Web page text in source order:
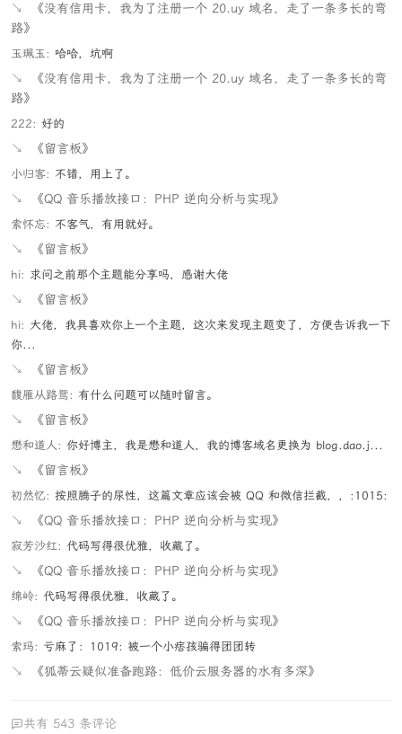
↘
《没有信用卡，我为了注册一个 20.uy 域名，走了一条多长的弯
路》
玉珮玉: 哈哈，坑啊
↘
《没有信用卡，我为了注册一个 20.uy 域名，走了一条多长的弯
路》
222: 好的
↘ 《留言板》
小归客: 不错，用上了。
↘ 《QQ 音乐播放接口：PHP 逆向分析与实现》
索怀忘: 不客气，有用就好。
↘ 《留言板》
hi: 求问之前那个主题能分享吗，感谢大佬
↘ 《留言板》
hi: 大佬，我具喜欢你上一个主题，这次来发现主题变了，方便告诉我一下
你...
↘ 《留言板》
馥雁从路鸳: 有什么问题可以随时留言。
↘ 《留言板》
懋和道人: 你好博主，我是懋和道人，我的博客域名更换为 blog.dao.j...
↘ 《留言板》
初然忆: 按照腾子的尿性，这篇文章应该会被 QQ 和微信拦截，，:1015:
↘ 《QQ 音乐播放接口：PHP 逆向分析与实现》
寂芳沙红: 代码写得很优雅，收藏了。
↘ 《QQ 音乐播放接口：PHP 逆向分析与实现》
绵岭: 代码写得很优雅，收藏了。
↘ 《QQ 音乐播放接口：PHP 逆向分析与实现》
索玛: 亏麻了：1019: 被一个小痞孩骗得团团转
↘ 《狐蒂云疑似准备跑路：低价云服务器的水有多深》
共有 543 条评论